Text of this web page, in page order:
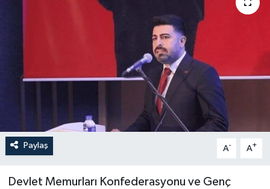
Paylaş A- A+
Devlet Memurları Konfederasyonu ve Genç